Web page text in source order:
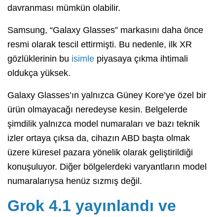
davranması mümkün olabilir.
Samsung, “Galaxy Glasses” markasını daha önce
resmi olarak tescil ettirmişti. Bu nedenle, ilk XR
gözlüklerinin bu isimle piyasaya çıkma ihtimali
oldukça yüksek.
Galaxy Glasses’ın yalnızca Güney Kore’ye özel bir
ürün olmayacağı neredeyse kesin. Belgelerde
şimdilik yalnızca model numaraları ve bazı teknik
izler ortaya çıksa da, cihazın ABD başta olmak
üzere küresel pazara yönelik olarak geliştirildiği
konuşuluyor. Diğer bölgelerdeki varyantların model
numaralarıysa henüz sızmış değil.
Grok 4.1 yayınlandı ve